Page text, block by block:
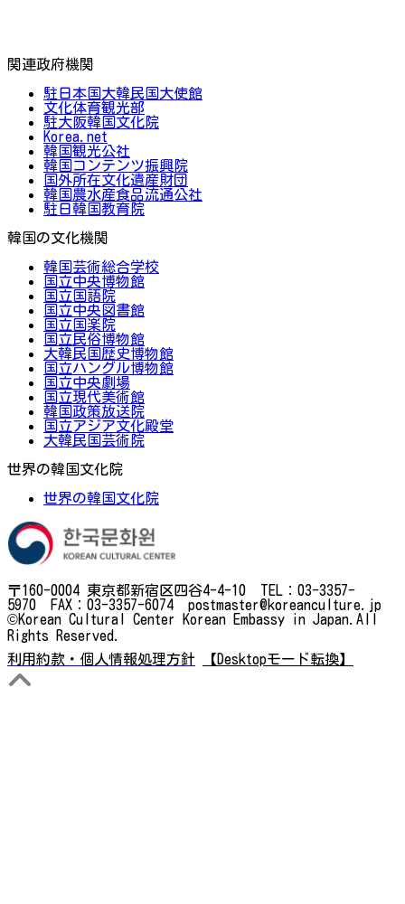
関連政府機関
駐日本国大韓民国大使館
文化体育観光部
駐大阪韓国文化院
Korea.net
韓国観光公社
韓国コンテンツ振興院
国外所在文化遺産財団
韓国農水産食品流通公社
駐日韓国教育院
韓国の文化機関
韓国芸術総合学校
国立中央博物館
国立国語院
国立中央図書館
国立国楽院
国立民俗博物館
大韓民国歴史博物館
国立ハングル博物館
国立中央劇場
国立現代美術館
韓国政策放送院
国立アジア文化殿堂
大韓民国芸術院
世界の韓国文化院
世界の韓国文化院
〒160-0004 東京都新宿区四谷4-4-10 TEL：03-3357-
5970 FAX：03-3357-6074 postmaster@koreanculture.jp
©Korean Cultural Center Korean Embassy in Japan.All
Rights Reserved.
利用約款・個人情報処理方針
【Desktopモード転換】